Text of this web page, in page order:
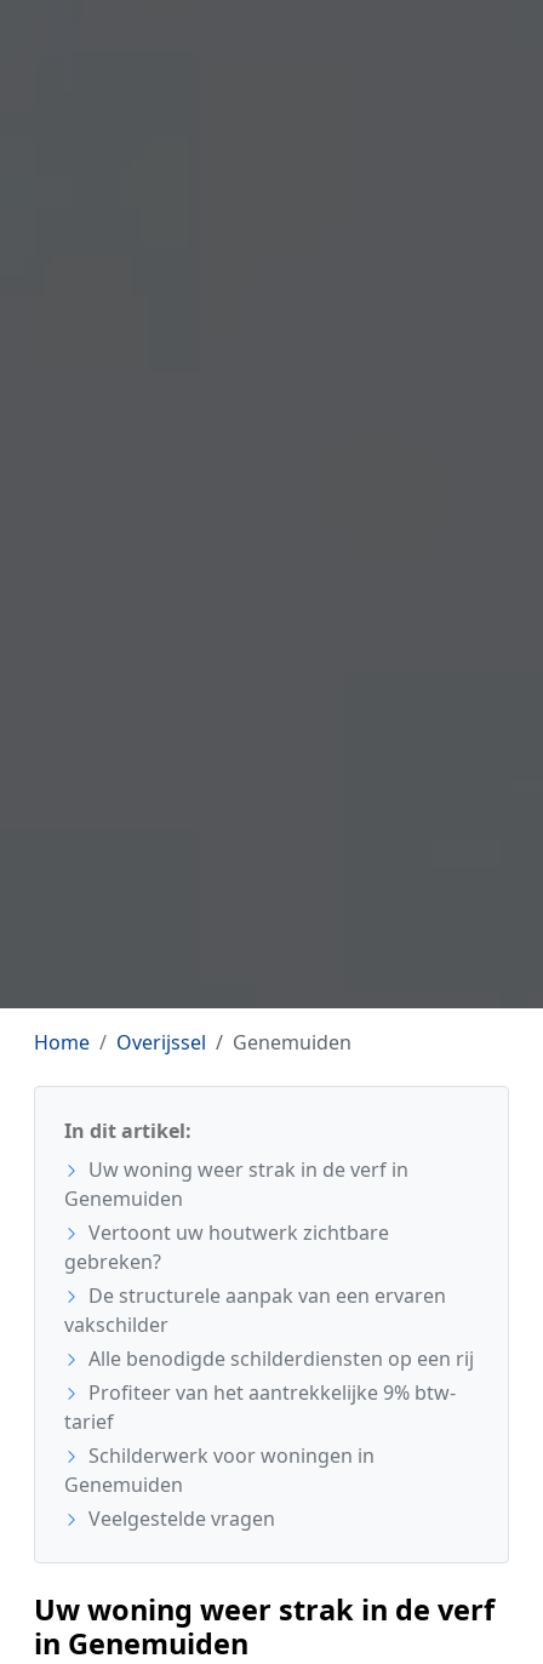
Home Overijssel Genemuiden
In dit artikel:
Uw woning weer strak in de verf in
Genemuiden
Vertoont uw houtwerk zichtbare
gebreken?
De structurele aanpak van een ervaren
vakschilder
Alle benodigde schilderdiensten op een rij
Profiteer van het aantrekkelijke 9% btw-
tarief
Schilderwerk voor woningen in
Genemuiden
Veelgestelde vragen
Uw woning weer strak in de verf
in Genemuiden